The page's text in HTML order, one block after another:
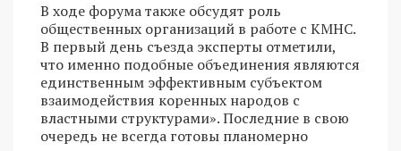
В ходе форума также обсудят роль
общественных организаций в работе с КМНС.
В первый день съезда эксперты отметили,
что именно подобные объединения являются
единственным эффективным субъектом
взаимодействия коренных народов с
властными структурами». Последние в свою
очередь не всегда готовы планомерно